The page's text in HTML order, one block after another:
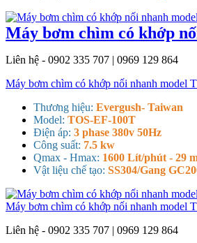
Máy bơm chìm có khớp
Liên hệ - 0902 335 707 | 0969 129 864
Máy bơm chìm có khớp nối nhanh model
Thương hiệu: Evergush- Taiwan
Model: TOS-EF-100T
Điện áp: 3 phase 380v 50Hz
Công suất: 7.5 kw
Qmax - Hmax: 1600 Lít/phút - 29
Vật liệu chế tạo: SS304/Gang
Máy bơm chìm có khớp nối nhanh model
Liên hệ - 0902 335 707 | 0969 129 864